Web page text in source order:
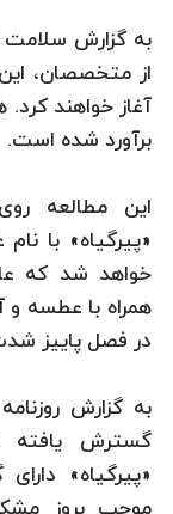
به گزارش سلامت
از متخصصان، این
برآورد شده است.
این مطالعه
«پیرگیاه» با
خواهد شد كه
همراه با عطسه
در فصل پاییز
به گزارش
گسترش یافته
«پیرگیاه»